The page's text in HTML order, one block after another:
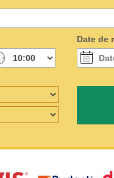
Date de